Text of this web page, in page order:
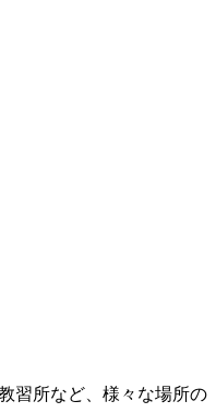
習所など、様々な場所の